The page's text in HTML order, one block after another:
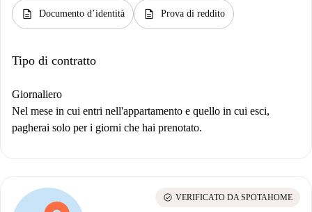
description Documento d’identità description Prova di reddito
Tipo di contratto
Giornaliero
Nel mese in cui entri nell'appartamento e quello in cui esci,
pagherai solo per i giorni che hai prenotato.
check_circle VERIFICATO DA SPOTAHOME